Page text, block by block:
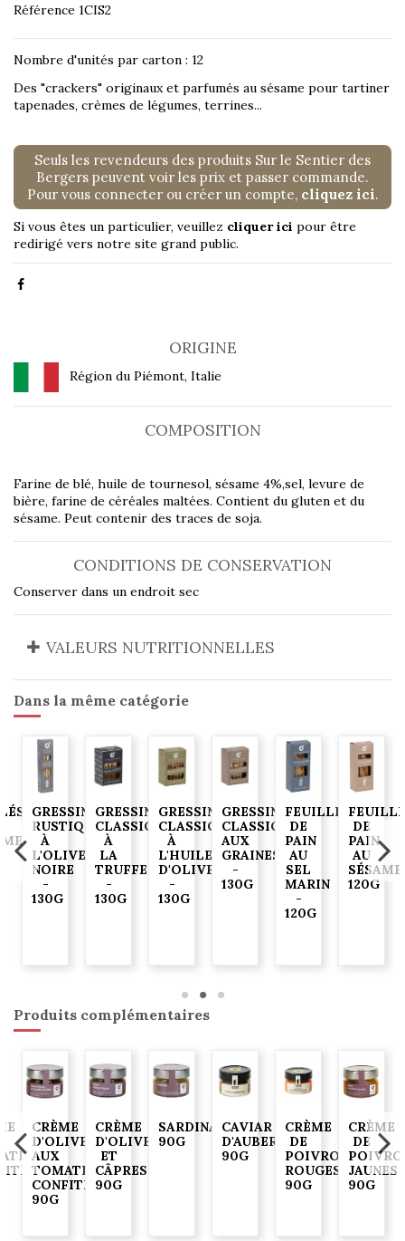
Référence 1CIS2
Nombre d'unités par carton : 12
Des "crackers" originaux et parfumés au sésame pour tartiner
tapenades, crèmes de légumes, terrines...
Seuls les revendeurs des produits Sur le Sentier des
Bergers peuvent voir les prix et passer commande.
Pour vous connecter ou créer un compte, cliquez ici.
Si vous êtes un particulier, veuillez cliquer ici pour être
redirigé vers notre site grand public.
ORIGINE
Région du Piémont, Italie
COMPOSITION
Farine de blé, huile de tournesol, sésame 4%,sel, levure de
bière, farine de céréales maltées. Contient du gluten et du
sésame. Peut contenir des traces de soja.
CONDITIONS DE CONSERVATION
Conserver dans un endroit sec
VALEURS NUTRITIONNELLES
Dans la même catégorie
GRESSINS
RUSTIQUES
À
L'OLIVE
NOIRE
-
130G
GRESSINS
CLASSIQUES
À
LA
TRUFFE
-
130G
GRESSINS
CLASSIQUES
À
L'HUILE
D'OLIVE
-
130G
GRESSINS
CLASSIQUES
AUX
GRAINES
-
130G
FEUILLES
DE
PAIN
AU
SEL
MARIN
-
120G
DE
PAIN
AU
120G
Produits complémentaires
CRÈME
D'OLIVES
AUX
TOMATES
CONFITES
90G
CRÈME
D'OLIVES
ET
CÂPRES
90G
SARDINADE
90G
CAVIAR
D'AUBERGINE
90G
CRÈME
DE
POIVRONS
ROUGES
90G
CRÈME
DE
JAUNES
90G